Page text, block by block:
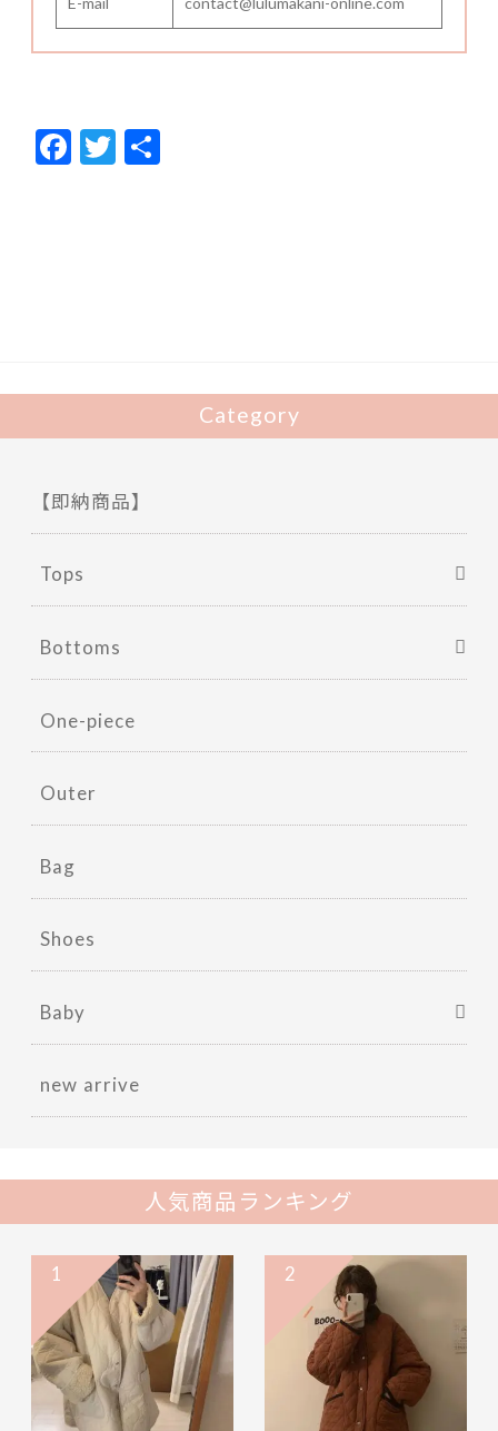
F
ac
T
w
Category
【即納商品】
Tops
Bottoms
One-piece
Outer
Bag
Shoes
Baby
new arrive
人気商品ランキング
1 2